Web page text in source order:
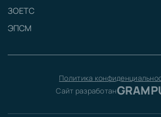
ЗОЕТС
ЭПСМ
Политика
Сайт разработан